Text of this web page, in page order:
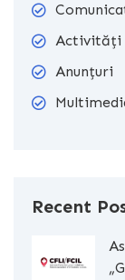
Activități
Anunțuri
Recent